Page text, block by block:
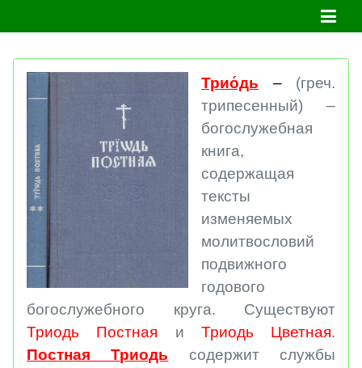
Трио́дь –(греч.
трипесенный) –
богослужебная
книга,
содержащая
тексты
изменяемых
молитвословий
подвижного
годового
богослужебного круга. Существуют
Триодь Постная и Триодь Цветная.
Постная Триодь содержит службы